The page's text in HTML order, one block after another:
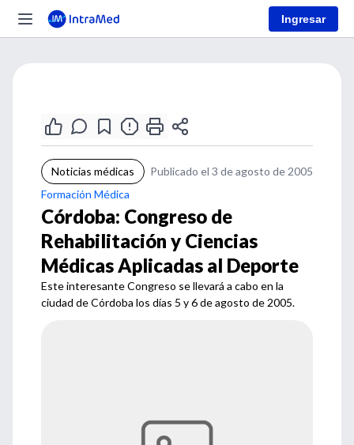
Ingresar
Noticias médicas
Publicado el 3 de agosto de 2005
Formación Médica
Córdoba: Congreso de
Rehabilitación y Ciencias
Médicas Aplicadas al Deporte
Este interesante Congreso se llevará a cabo en la
ciudad de Córdoba los días 5 y 6 de agosto de 2005.